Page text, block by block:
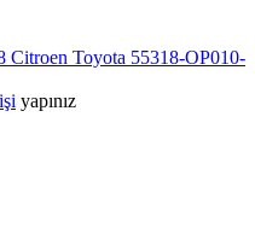
Citroen Toyota 55318-OP010-
yapınız